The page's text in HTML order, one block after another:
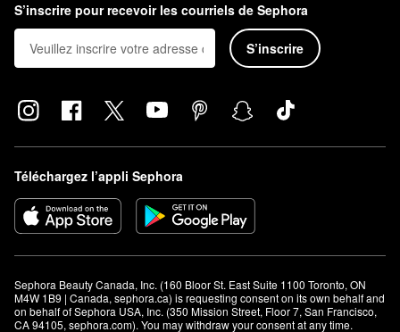
S’inscrire pour recevoir les courriels de Sephora
S’inscrire
Téléchargez l’appli Sephora
Sephora Beauty Canada, Inc. (160 Bloor St. East Suite 1100 Toronto, ON
M4W 1B9 | Canada, sephora.ca) is requesting consent on its own behalf and
on behalf of Sephora USA, Inc. (350 Mission Street, Floor 7, San Francisco,
CA 94105, sephora.com). You may withdraw your consent at any time.